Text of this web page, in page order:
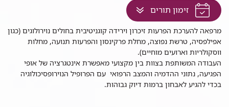
זימון תוריםלחץ
למעבר
לתוכן
זה
בדף
מרפאה
להערכת
הפרעות
זכרון
וירידה
קוגניטיבית
מרפאה להערכת הפרעות זיכרון וירידה קוגניטיבית בחולים נוירולוגים (כגון
אפילפסיה, טרשת נפוצה, מחלת פרקינסון והפרעות תנועה, מחלות
ווסקולריות וארועים מוחיים).
העבודה המשותפת בצוות בין מקצועי מאפשרת אינטגרציה של אופי
הפגיעה, נתוני ההדמיה והמצב הרפואי עם הפרופיל הנוירופסיכולוגיה
בכדי להגיע לאבחון ברמות דיוק גבוהות.